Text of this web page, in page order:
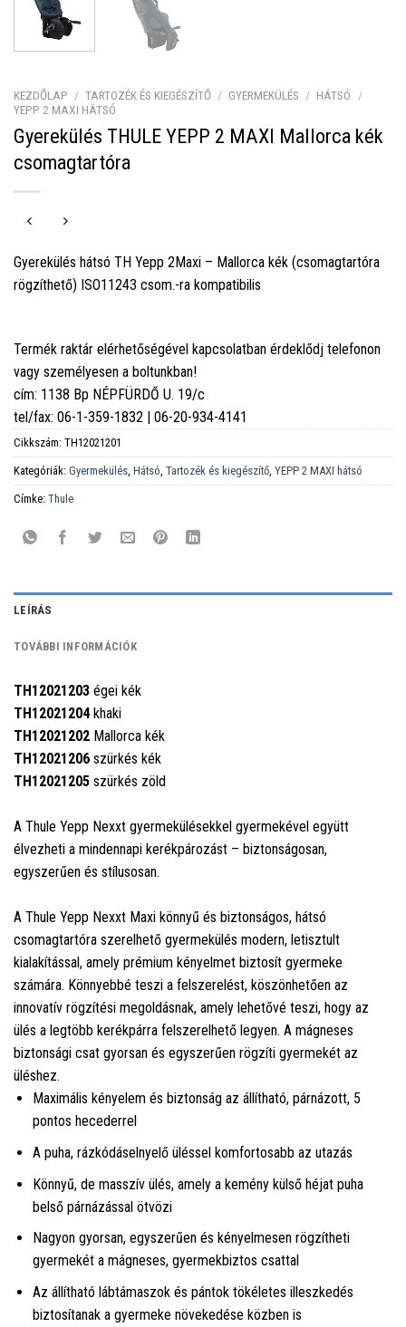
KEZDŐLAP / TARTOZÉK ÉS KIEGÉSZÍTŐ / GYERMEKÜLÉS / HÁTSÓ
/
YEPP 2 MAXI HÁTSÓ
Gyerekülés THULE YEPP 2 MAXI Mallorca kék
csomagtartóra
Gyerekülés hátsó TH Yepp 2Maxi – Mallorca kék (csomagtartóra
rögzíthető) ISO11243 csom.-ra kompatibilis
Termék raktár elérhetőségével kapcsolatban érdeklődj telefonon
vagy személyesen a boltunkban!
cím: 1138 Bp NÉPFÜRDŐ U. 19/c
tel/fax: 06-1-359-1832 | 06-20-934-4141
Cikkszám: TH12021201
Kategóriák: Gyermekülés Hátsó Tartozék és kiegészítő YEPP 2 MAXI hátsó
Címke: Thule
LEÍRÁS
TOVÁBBI INFORMÁCIÓK
TH12021203 égei kék
TH12021204khaki
TH12021202 Mallorca kék
TH12021206 szürkés kék
TH12021205 szürkés zöld
A Thule Yepp Nexxt gyermekülésekkel gyermekével együtt
élvezheti a mindennapi kerékpározást – biztonságosan,
egyszerűen és stílusosan.
A Thule Yepp Nexxt Maxi könnyű és biztonságos, hátsó
csomagtartóra szerelhető gyermekülés modern, letisztult
kialakítással, amely prémium kényelmet biztosít gyermeke
számára. Könnyebbé teszi a felszerelést, köszönhetően az
innovatív rögzítési megoldásnak, amely lehetővé teszi, hogy az
ülés a legtöbb kerékpárra felszerelhető legyen. A mágneses
biztonsági csat gyorsan és egyszerűen rögzíti gyermekét az
üléshez.
Maximális kényelem és biztonság az állítható, párnázott, 5
pontos hecederrel
A puha, rázkódáselnyelő üléssel komfortosabb az utazás
Könnyű, de masszív ülés, amely a kemény külső héjat puha
belső párnázással ötvözi
Nagyon gyorsan, egyszerűen és kényelmesen rögzítheti
gyermekét a mágneses, gyermekbiztos csattal
Az állítható lábtámaszok és pántok tökéletes illeszkedés
biztosítanak a gyermeke növekedése közben is